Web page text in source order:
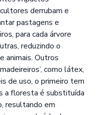
derrubam e
pastagens e
para cada árvore
reduzindo o
animais. Outros
como látex,
de uso, o primeiro tem
a floresta é substituída
resultando em